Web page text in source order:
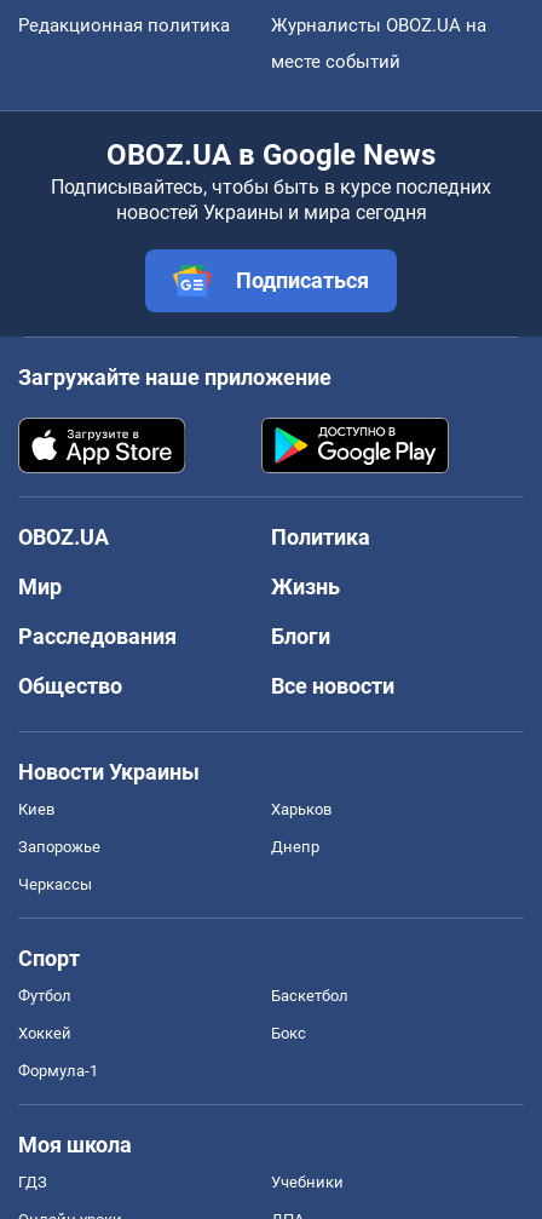
Редакционная политика
Журналисты OBOZ.UA на
месте событий
OBOZ.UA в Google News
Подписывайтесь, чтобы быть в курсе последних
новостей Украины и мира сегодня
Подписаться
Загружайте наше приложение
OBOZ.UA
Политика
Мир
Жизнь
Расследования
Блоги
Общество
Все новости
Новости Украины
Киев Харьков
Запорожье Днепр
Черкассы
Спорт
Футбол Баскетбол
Хоккей Бокс
Формула-1
Моя школа
ГДЗ Учебники